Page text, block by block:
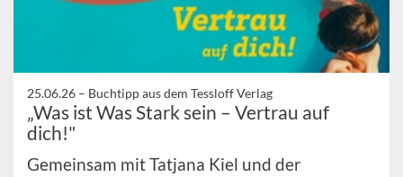
25.06.26 – Buchtipp aus dem Tessloff Verlag
„Was ist Was Stark sein – Vertrau auf
dich!"
Gemeinsam mit Tatjana Kiel und der